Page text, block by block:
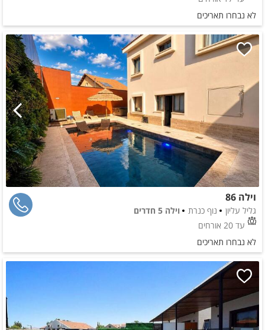
לא נבחרו תאריכים
וילה 86
גליל עליון נוף כנרת
וילה 5 חדרים
עד 20 אורחים
לא נבחרו תאריכים